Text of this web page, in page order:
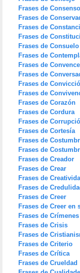
Frases de Consenso
Frases de
Frases de
Frases de
Frases de Consuelo
Frases de
Frases de
Frases de
Frases de
Frases de
Frases de Corazón
Frases de Cordura
Frases de
Frases de Cortesía
Frases de
Frases de
Frases de Creador
Frases de Crear
Frases de
Frases de
Frases de Creer
Frases de Creer en
Frases de Crímenes
Frases de Crisis
Frases de
Frases de Criterio
Frases de Crítica
Frases de Crueldad